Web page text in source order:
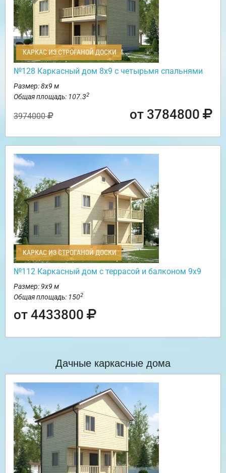
КАРКАС ИЗ СТРОГАНОЙ ДОСКИ
№128 Каркасный дом 8х9 с четырьмя спальнями
Размер: 8х9 м
Общая площадь: 107.32
3974000 от 3784800
КАРКАС ИЗ СТРОГАНОЙ ДОСКИ
№112 Каркасный дом с террасой и балконом 9х9
Размер: 9х9 м
Общая площадь: 1502
от 4433800
Дачные каркасные дома